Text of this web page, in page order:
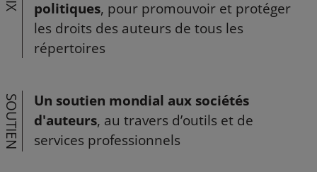
politiques, pour promouvoir et protéger
les droits des auteurs de tous les
répertoires
SOUTIEN
Un soutien mondial aux sociétés
d'auteurs, au travers d’outils et de
services professionnels